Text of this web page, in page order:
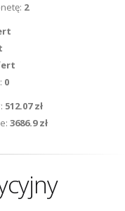
2
0
512.07 zł
3686.9 zł